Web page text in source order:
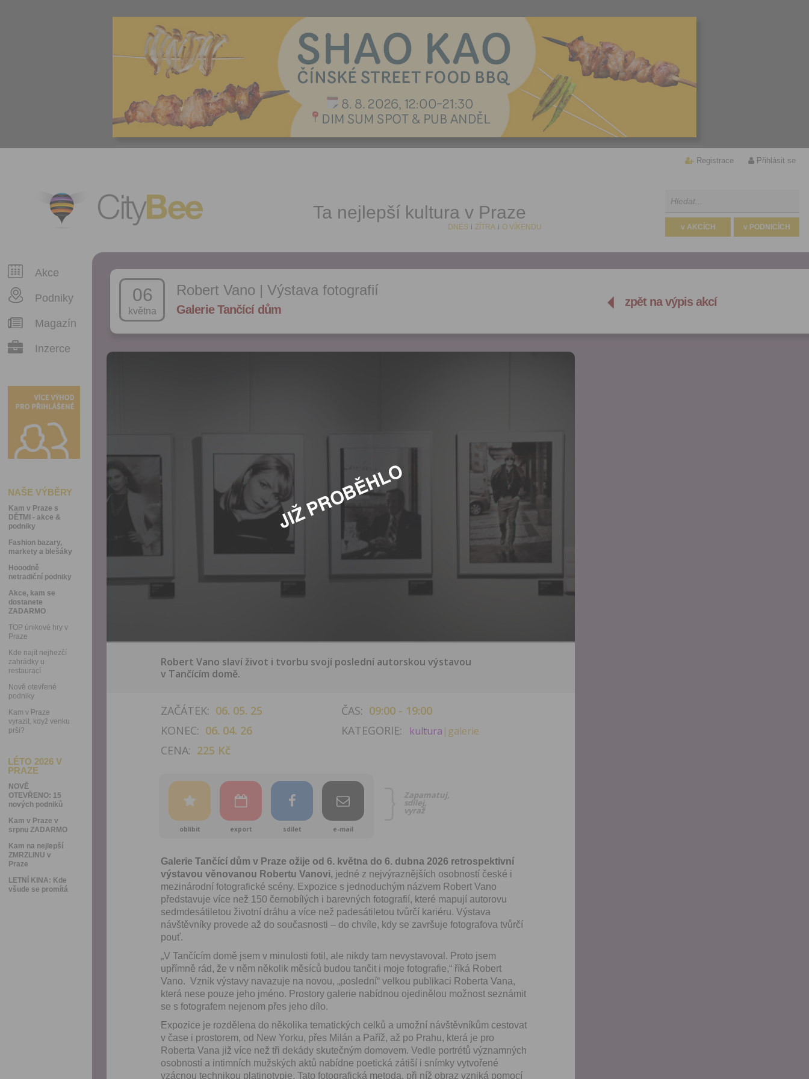
Registrace Přihlásit se
CityBee Ta nejlepší kultura v Praze
DNES i ZÍTRA i O VÍKENDU
Akce
Podniky
Magazín
Inzerce
NAŠE VÝBĚRY
Kam v Praze s
DĚTMI - akce &
podniky
Fashion bazary,
markety a blešáky
Hooodně
netradiční podniky
Akce, kam se
dostanete
ZADARMO
TOP únikové hry v
Praze
Kde najít nejhezčí
zahrádky u
restaurací
Nově otevřené
podniky
Kam v Praze
vyrazit, když venku
prší?
LÉTO 2026 V
PRAZE
NOVĚ
OTEVŘENO: 15
nových podniků
Kam v Praze v
srpnu ZADARMO
Kam na nejlepší
ZMRZLINU v
Praze
LETNÍ KINA: Kde
všude se promítá
06
května
Robert Vano | Výstava fotografií
Galerie Tančící dům
zpět na výpis akcí
Robert Vano slaví život i tvorbu svojí poslední autorskou výstavou
v Tančícím domě.
ZAČÁTEK: 06. 05. 25
KONEC: 06. 04. 26
CENA: 225 Kč
ČAS: 09:00 - 19:00
KATEGORIE:
kultura |galerie
oblíbit export sdílet e-mail
Zapamatuj,
sdílej,
vyraž
Galerie Tančící dům v Praze ožije od 6. května do 6. dubna 2026 retrospektivní
výstavou věnovanou Robertu Vanovi, jedné z nejvýraznějších osobností české i
mezinárodní fotografické scény. Expozice s jednoduchým názvem Robert Vano
představuje více než 150 černobílých i barevných fotografií, které mapují autorovu
sedmdesátiletou životní dráhu a více než padesátiletou tvůrčí kariéru. Výstava
návštěvníky provede až do současnosti – do chvíle, kdy se završuje fotografova tvůrčí
pouť.
„V Tančícím domě jsem v minulosti fotil, ale nikdy tam nevystavoval. Proto jsem
upřímně rád, že v něm několik měsíců budou tančit i moje fotografie,“ říká Robert
Vano. Vznik výstavy navazuje na novou, „poslední“ velkou publikaci Roberta Vana,
která nese pouze jeho jméno. Prostory galerie nabídnou ojedinělou možnost seznámit
se s fotografem nejenom přes jeho dílo.
Expozice je rozdělena do několika tematických celků a umožní návštěvníkům cestovat
v čase i prostorem, od New Yorku, přes Milán a Paříž, až po Prahu, která je pro
Roberta Vana již více než tři dekády skutečným domovem. Vedle portrétů významných
osobností a intimních mužských aktů nabídne poetická zátiší i snímky vytvořené
vzácnou technikou platinotypie. Tato fotografická metoda, při níž obraz vzniká pomocí